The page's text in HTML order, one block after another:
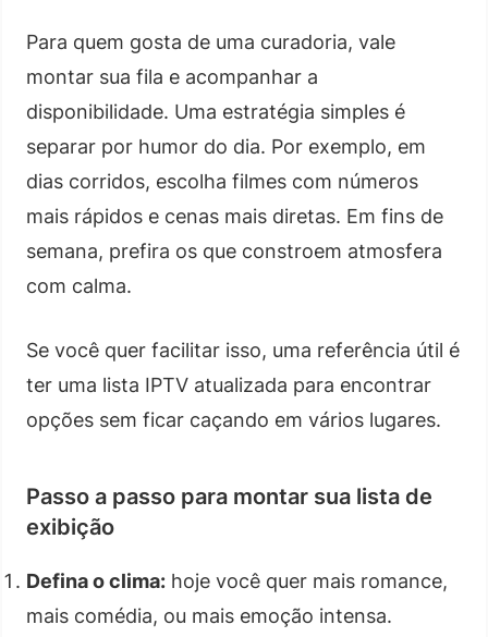
Para quem gosta de uma curadoria, vale
montar sua fila e acompanhar a
disponibilidade. Uma estratégia simples é
separar por humor do dia. Por exemplo, em
dias corridos, escolha filmes com números
mais rápidos e cenas mais diretas. Em fins de
semana, prefira os que constroem atmosfera
com calma.
Se você quer facilitar isso, uma referência útil é
ter uma lista IPTV atualizada para encontrar
opções sem ficar caçando em vários lugares.
Passo a passo para montar sua lista de
exibição
Defina o clima: hoje você quer mais romance,
mais comédia, ou mais emoção intensa.